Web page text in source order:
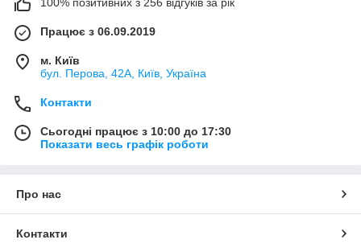
100% позитивних з 256 відгуків за рік
Працює з 06.09.2019
м. Київ
бул. Перова, 42А, Київ, Україна
Контакти
Сьогодні працює з 10:00 до 17:30
Показати весь графік роботи
Про нас
Контакти